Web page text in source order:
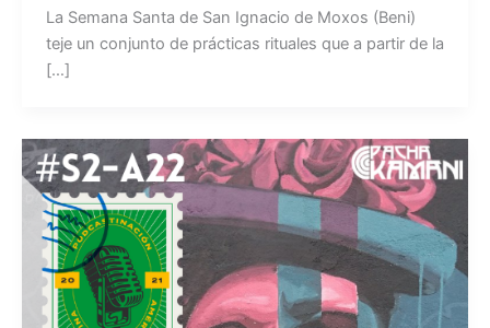
La Semana Santa de San Ignacio de Moxos (Beni)
teje un conjunto de prácticas rituales que a partir de la
[…]